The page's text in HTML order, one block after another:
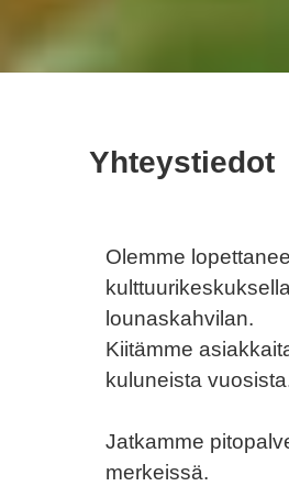
Yhteystiedot
Olemme
lounaskahvilan.
Kiitämme
kuluneista
Jatkamme
merkeissä.